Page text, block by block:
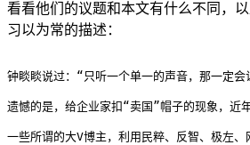
看看他们的议题和本文有什么不同，
习以为常的描述：
钟睒睒说过：“只听一个单一的声音，那一定
遗憾的是，给企业家扣“卖国”帽子的现象，近
一些所谓的大V博主，利用民粹、反智、极左、